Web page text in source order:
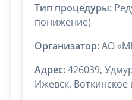
Тип процедуры:
понижение)
Организатор:АО
Адрес:426039,
Ижевск, Воткинское